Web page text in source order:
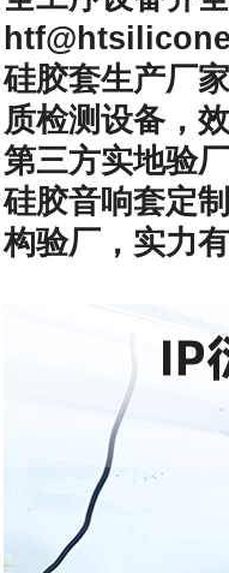
硅胶套生产厂
质检测设备，
第三方实地验
硅胶音响套定
构验厂，实力